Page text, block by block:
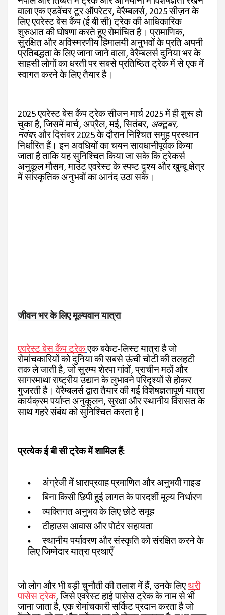
वाला एक एडवेंचर टूर ऑपरेटर, वेरैम्बलर्स, 2025 सीज़न के
लिए एवरेस्ट बेस कैंप (ई बी सी) ट्रेक की आधिकारिक
शुरुआत की घोषणा करते हुए रोमांचित है। प्रामाणिक,
सुरक्षित और अविस्मरणीय हिमालयी अनुभवों के प्रति अपनी
प्रतिबद्धता के लिए जाना जाने वाला, वेरैम्बलर्स दुनिया भर के
साहसी लोगों का धरती पर सबसे प्रतिष्ठित ट्रेक में से एक में
स्वागत करने के लिए तैयार है।
2025 एवरेस्ट बेस कैंप ट्रेक सीजन मार्च 2025 में ही शुरू हो
चुका है, जिसमें मार्च, अप्रैल, मई, सितंबर, अक्टूबर,
नवंबर और दिसंबर 2025 के दौरान निश्चित समूह प्रस्थान
निर्धारित हैं। इन अवधियों का चयन सावधानीपूर्वक किया
जाता है ताकि यह सुनिश्चित किया जा सके कि ट्रेकर्स
अनुकूल मौसम, माउंट एवरेस्ट के स्पष्ट दृश्य और खुम्बू क्षेत्र
में सांस्कृतिक अनुभवों का आनंद उठा सकें।
जीवन भर के लिए मूल्यवान यात्रा
एवरेस्ट बेस कैंप ट्रेक एक बकेट-लिस्ट यात्रा है जो
रोमांचकारियों को दुनिया की सबसे ऊंची चोटी की तलहटी
तक ले जाती है, जो सुरम्य शेरपा गांवों, प्राचीन मठों और
सागरमाथा राष्ट्रीय उद्यान के लुभावने परिदृश्यों से होकर
गुजरती है। वेरैम्बलर्स द्वारा तैयार की गई विशेषज्ञतापूर्ण यात्रा
कार्यक्रम पर्याप्त अनुकूलन, सुरक्षा और स्थानीय विरासत के
साथ गहरे संबंध को सुनिश्चित करता है।
प्रत्येक ई बी सी ट्रेक में शामिल हैं:
अंग्रेजी में धाराप्रवाह प्रमाणित और अनुभवी गाइड
बिना किसी छिपी हुई लागत के पारदर्शी मूल्य निर्धारण
व्यक्तिगत अनुभव के लिए छोटे समूह
टीहाउस आवास और पोर्टर सहायता
स्थानीय पर्यावरण और संस्कृति को संरक्षित करने के
लिए जिम्मेदार यात्रा प्रथाएँ
जो लोग और भी बड़ी चुनौती की तलाश में हैं, उनके लिए थ्री
पासेस ट्रेक, जिसे एवरेस्ट हाई पासेस ट्रेक के नाम से भी
जाना जाता है, एक रोमांचकारी सर्किट प्रदान करता है जो